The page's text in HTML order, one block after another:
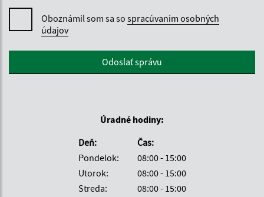
Oboznámil som sa so spracúvaním osobných
údajov
Google reCaptcha ResponseOdoslať správu
Úradné hodiny:
Deň:
Čas:
Pondelok:
08:00 - 15:00
Utorok:
08:00 - 15:00
Streda:
08:00 - 15:00